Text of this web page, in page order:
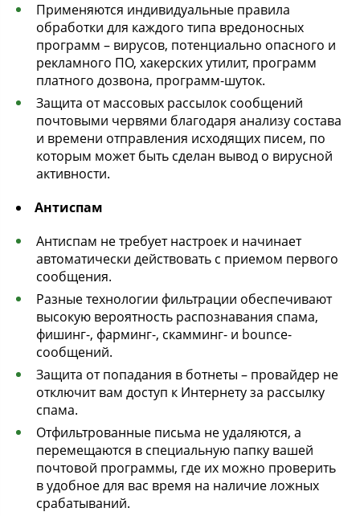
Применяются индивидуальные правила
обработки для каждого типа вредоносных
программ – вирусов, потенциально опасного и
рекламного ПО, хакерских утилит, программ
платного дозвона, программ-шуток.
Защита от массовых рассылок сообщений
почтовыми червями благодаря анализу состава
и времени отправления исходящих писем, по
которым может быть сделан вывод о вирусной
активности.
Антиспам
Антиспам не требует настроек и начинает
автоматически действовать с приемом первого
сообщения.
Разные технологии фильтрации обеспечивают
высокую вероятность распознавания спама,
фишинг-, фарминг-, скамминг- и bounce-
сообщений.
Защита от попадания в ботнеты – провайдер не
отключит вам доступ к Интернету за рассылку
спама.
Отфильтрованные письма не удаляются, а
перемещаются в специальную папку вашей
почтовой программы, где их можно проверить
в удобное для вас время на наличие ложных
срабатываний.